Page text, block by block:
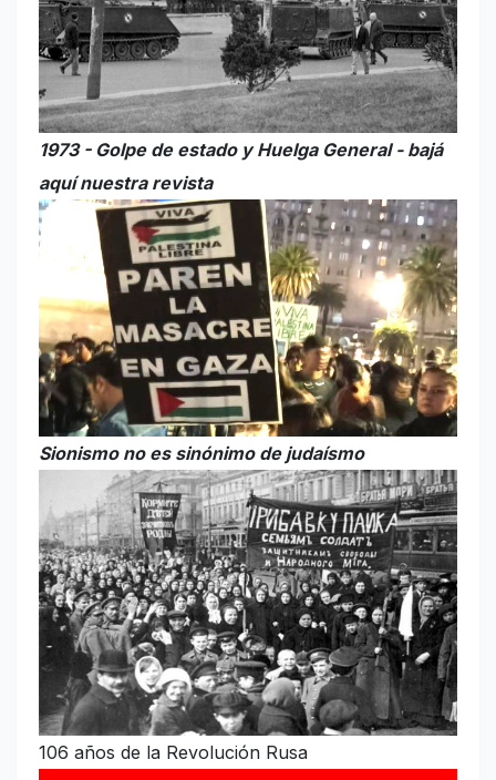
1973 - Golpe de estado y Huelga General - bajá
aquí nuestra revista
Sionismo no es sinónimo de judaísmo
106 años de la Revolución Rusa